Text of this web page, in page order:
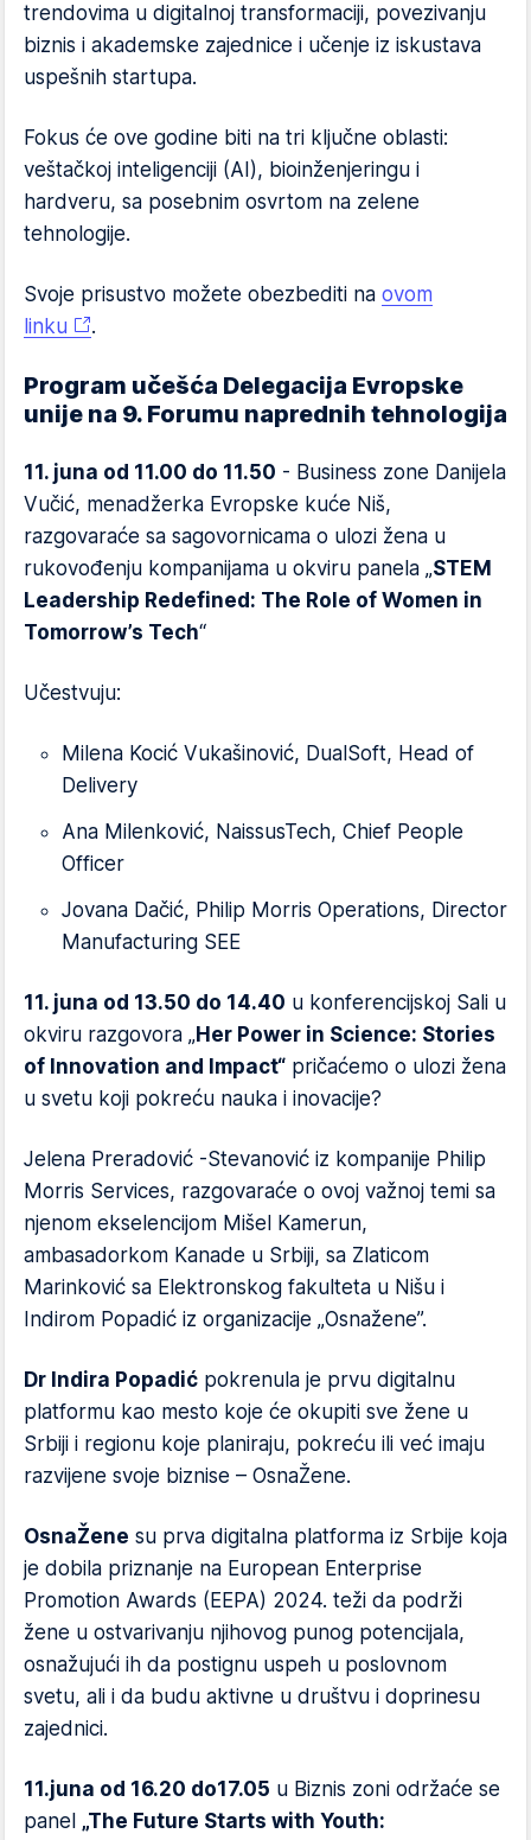
trendovima u digitalnoj transformaciji, povezivanju
biznis i akademske zajednice i učenje iz iskustava
uspešnih startupa.
Fokus će ove godine biti na tri ključne oblasti:
veštačkoj inteligenciji (AI), bioinženjeringu i
hardveru, sa posebnim osvrtom na zelene
tehnologije.
Svoje prisustvo možete obezbediti na ovom
linku
.
Program učešća Delegacija Evropske
unije na 9. Forumu naprednih tehnologija
11. juna od 11.00 do 11.50 - Business zone Danijela
Vučić, menadžerka Evropske kuće Niš,
razgovaraće sa sagovornicama o ulozi žena u
rukovođenju kompanijama u okviru panela „STEM
Leadership Redefined: The Role of Women in
Tomorrow’s Tech“
Učestvuju:
Milena Kocić Vukašinović, DualSoft, Head of
Delivery
Ana Milenković, NaissusTech, Chief People
Officer
Jovana Dačić, Philip Morris Operations, Director
Manufacturing SEE
11. juna od 13.50 do 14.40 u konferencijskoj Sali u
okviru razgovora „Her Power in Science: Stories
of Innovation and Impact“ pričaćemo o ulozi žena
u svetu koji pokreću nauka i inovacije?
Jelena Preradović -Stevanović iz kompanije Philip
Morris Services, razgovaraće o ovoj važnoj temi sa
njenom ekselencijom Mišel Kamerun,
ambasadorkom Kanade u Srbiji, sa Zlaticom
Marinković sa Elektronskog fakulteta u Nišu i
Indirom Popadić iz organizacije „Osnažene”.
Dr Indira Popadić pokrenula je prvu digitalnu
platformu kao mesto koje će okupiti sve žene u
Srbiji i regionu koje planiraju, pokreću ili već imaju
razvijene svoje biznise – OsnaŽene.
OsnaŽene su prva digitalna platforma iz Srbije koja
je dobila priznanje na European Enterprise
Promotion Awards (EEPA) 2024. teži da podrži
žene u ostvarivanju njihovog punog potencijala,
osnažujući ih da postignu uspeh u poslovnom
svetu, ali i da budu aktivne u društvu i doprinesu
zajednici.
11.juna od 16.20 do17.05 u Biznis zoni održaće se
panel „The Future Starts with Youth: